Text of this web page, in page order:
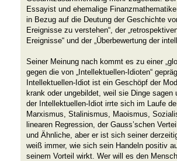
Essayist und ehemalige
in Bezug auf die Deutung der Geschichte
Ereignisse zu verstehen“, der
Ereignisse“ und der „Überbewertung der
Seiner Meinung nach kommt es zu einer
gegen die von „Intellektuellen-Idioten“
Intellektuellen-Idiot ist ein Geschöpf der
krank oder ungebildet, weil sie Dinge
der Intellektuellen-Idiot irrte sich im Laufe
Marxismus, Stalinismus, Maoismus,
linearen Regression, der Gauss’schen
und Ähnliche, aber er ist sich seiner
weiß immer, wie sich sein Handeln positiv
seinem Vorteil wirkt. Wer will es den